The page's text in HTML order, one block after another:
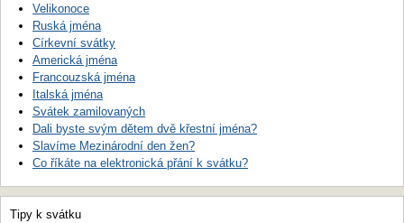
Velikonoce
Ruská jména
Církevní svátky
Americká jména
Francouzská jména
Italská jména
Svátek zamilovaných
Dali byste svým dětem dvě křestní jména?
Slavíme Mezinárodní den žen?
Co říkáte na elektronická přání k svátku?
Tipy k svátku